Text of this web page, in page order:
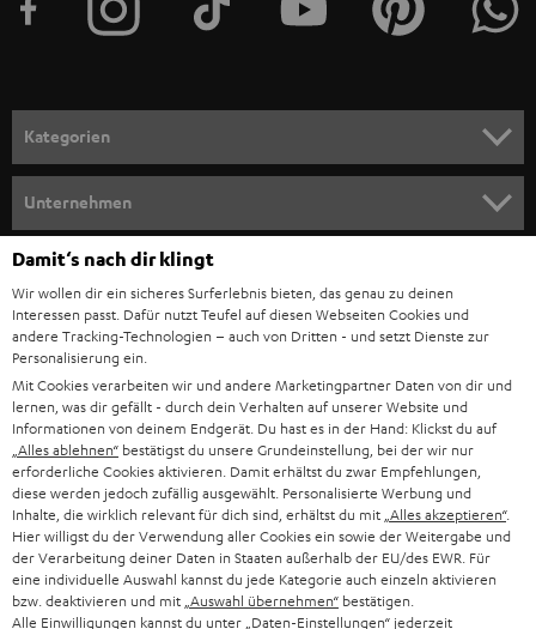
e
n
m
e
l
d
u
n
g
Kategorien
SOUNDBAR
HIFI-LAUTSPRECHER
SMART HOME
BLUETOOTH-LAUTSPRECHER
KOPFHÖRER
BLUETOOTH-KOPFHÖRER
STEREOANLAGEN
Unternehmen
SUPPORT
KARRIERE
PRESSE & MARKETING
GESCHÄFTSKUNDEN
PARTNERPROGRAMM
BLOG
NEWSLETTER
STORES
Teufel Onlineshops
DEUTSCHLAND
ÖSTERREICH
SCHWEIZ
NIEDERLANDE
BELGIEN
Damit‘s nach dir klingt
Wir wollen dir ein sicheres Surferlebnis bieten, das genau zu deinen
Interessen passt. Dafür nutzt Teufel auf diesen Webseiten Cookies und
andere Tracking-Technologien – auch von Dritten - und setzt Dienste zur
Personalisierung ein.
Mit Cookies verarbeiten wir und andere Marketingpartner Daten von dir und
lernen, was dir gefällt - durch dein Verhalten auf unserer Website und
Informationen von deinem Endgerät. Du hast es in der Hand: Klickst du auf
„Alles ablehnen“ bestätigst du unsere Grundeinstellung, bei der wir nur
erforderliche Cookies aktivieren. Damit erhältst du zwar Empfehlungen,
diese werden jedoch zufällig ausgewählt. Personalisierte Werbung und
Inhalte, die wirklich relevant für dich sind, erhältst du mit „Alles akzeptieren“.
Hier willigst du der Verwendung aller Cookies ein sowie der Weitergabe und
der Verarbeitung deiner Daten in Staaten außerhalb der EU/des EWR. Für
eine individuelle Auswahl kannst du jede Kategorie auch einzeln aktivieren
bzw. deaktivieren und mit „Auswahl übernehmen“ bestätigen.
Alle Einwilligungen kannst du unter „Daten-Einstellungen“ jederzeit